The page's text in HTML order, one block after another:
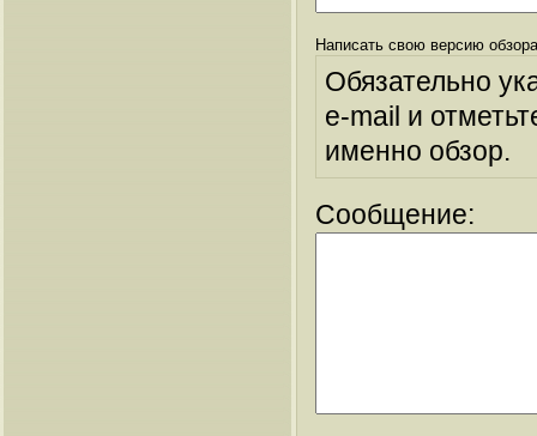
Написать свою версию
Обязательно
e-mail и
именно обзор.
Сообщение: